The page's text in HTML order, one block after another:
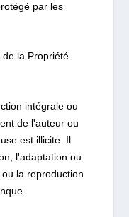
par les
la Propriété
intégrale ou
de l'auteur ou
est illicite. Il
l'adaptation ou
la reproduction